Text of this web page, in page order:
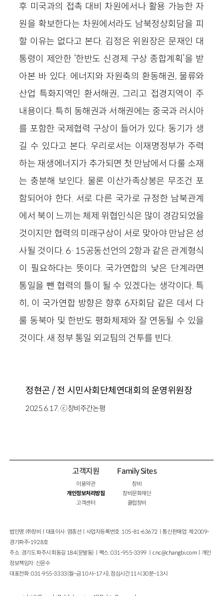
후 미국과의 접촉 대비 차원에서나 활용 가능한 자
원을 확보한다는 차원에서라도 남북정상회담을 피
할 이유는 없다고 본다. 김정은 위원장은 문재인 대
통령이 제안한 ‘한반도 신경제 구상 종합계획’을 받
아본 바 있다. 에너지와 자원축의 환동해권, 물류와
산업 특화지역인 환서해권, 그리고 접경지역이 주
내용이다. 특히 동해권과 서해권에는 중국과 러시아
를 포함한 국제협력 구상이 들어가 있다. 동기가 생
길 수 있다고 본다. 우리로서는 이재명정부가 주력
하는 재생에너지가 추가되면 첫 만남에서 다룰 소재
는 충분해 보인다. 물론 이산가족상봉은 무조건 포
함되어야 한다. 서로 다른 국가로 규정한 남북관계
에서 북이 느끼는 체제 위협인식은 많이 경감되었을
것이지만 협력의 미래구상이 서로 맞아야 만남은 성
사될 것이다. 6·15공동선언의 2항과 같은 관계형식
이 필요하다는 뜻이다. 국가연합의 낮은 단계라면
통일을 뺀 협력의 틀이 될 수 있겠다는 생각이다. 특
히, 이 국가연합 방향은 향후 6자회담 같은 데서 다
룰 동북아 및 한반도 평화체제와 잘 연동될 수 있을
것이다. 새 정부 통일 외교팀의 건투를 빈다.
정현곤 /전 시민사회단체연대회의 운영위원장
2025.6.17. ⓒ창비주간논평
고객지원
이용약관
개인정보처리방침
고객센터
Family Sites
창비
창비문화재단
클럽창비
법인명 : ㈜창비ㅣ대표이사 : 염종선ㅣ사업자등록번호 : 105-81-63672ㅣ통신판매업 : 제 2009-
경기파주-1928호
주소 : 경기도 파주시 회동길 184(문발동)ㅣ팩스 : 031-955-3399 ㅣcnc@changbi.com ㅣ개인
정보책임자 : 신문수
대표전화 : 031-955-3333(월~금 10시~17시), 점심시간 11시 30분~13시